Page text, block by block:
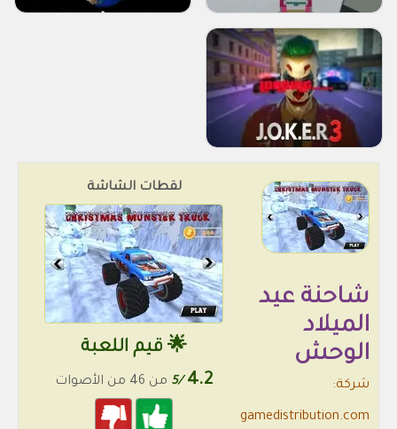
لقطات الشاشة
🌟 قيم اللعبة
4.2
/5 من 46 من الأصوات
شاحنة عيد
الميلاد
الوحش
شركة:
gamedistribution.com